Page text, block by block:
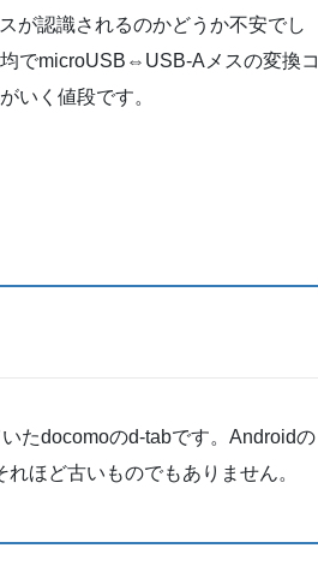
が認識されるのかどうか不安でし
でmicroUSB⇔USB-Aメスの変換コ
いく値段です。
たdocomoのd-tabです。Androidの
ほど古いものでもありません。